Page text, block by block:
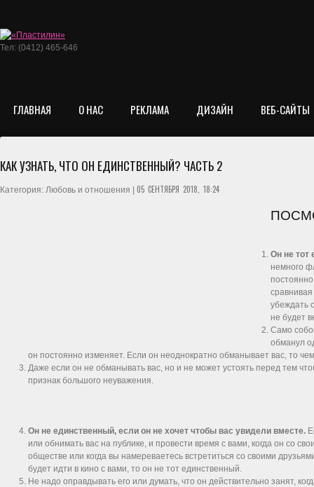
Тел: (0412) 465-646
ГЛАВНАЯ О НАС РЕКЛАМА ДИЗАЙН ВЕБ-САЙТЫ
КАК УЗНАТЬ, ЧТО ОН ЕДИНСТВЕННЫЙ? ЧАСТЬ 2
Категория: Любовь и отношения | 05 СЕНТЯБРЯ 2018, 18:24
Он не тот
немного
убеждать
не будет
Само
обманул
он постоянно изменяет. Если он неоднократно обманывает вас, то
Даже если он не обманывать вас, но и не может устоять перед тем
признак большого неуважения.
Он не единственный, если он не хочет чтобы вас увидели вместе.
или обнимать вас на публике, и провести время с вами, когда он со
обществе или когда вы намереваетесь встретиться со своими
будет идти в кино с вами, то он не тот единственный.
Не надо оправдывать его или думать, что он действительно занят,